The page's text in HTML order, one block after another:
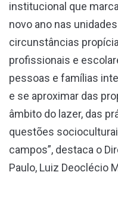
institucional que
novo ano nas
circunstâncias
profissionais e
pessoas e famílias
e se aproximar das
âmbito do lazer, das
questões
campos”, destaca o
Paulo, Luiz Deoclécio